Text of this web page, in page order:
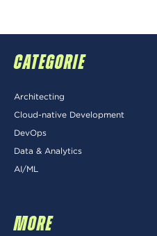
CATEGORIE
Architecting
Cloud-native Development
DevOps
Data & Analytics
AI/ML
MORE